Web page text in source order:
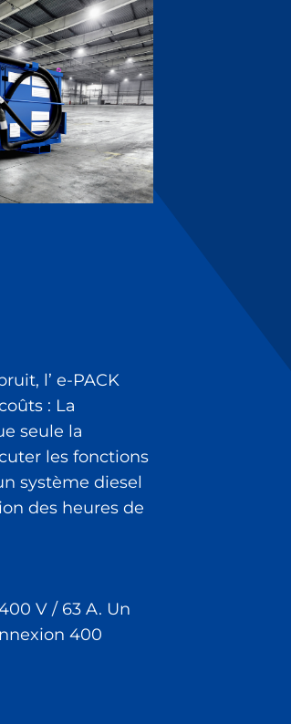
l’ e-PACK
: La
seule la
les fonctions
système diesel
des heures de
V / 63 A. Un
400